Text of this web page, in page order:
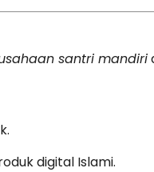
santri mandiri
digital Islami.